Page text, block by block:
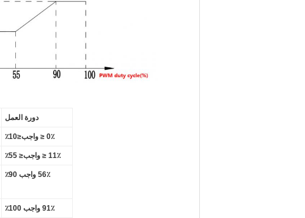
دورة العمل
0٪ ≤ واجب≤10٪
11٪ ≤ واجب≤ 55٪
56٪ واجب 90٪
91٪ واجب 100٪